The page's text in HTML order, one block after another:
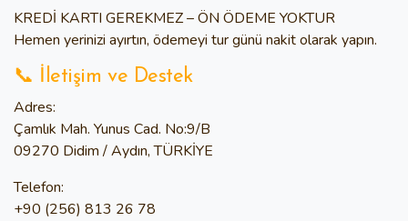
KREDİ KARTI GEREKMEZ – ÖN ÖDEME YOKTUR
Hemen yerinizi ayırtın, ödemeyi tur günü nakit olarak yapın.
📞 İletişim ve Destek
Adres:
Çamlık Mah. Yunus Cad. No:9/B
09270 Didim / Aydın, TÜRKİYE
Telefon:
+90 (256) 813 26 78